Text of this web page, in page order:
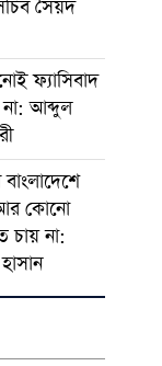
সৈয়দ
ফ্যাসিবাদ
আব্দুল
কোনো
চায় না: